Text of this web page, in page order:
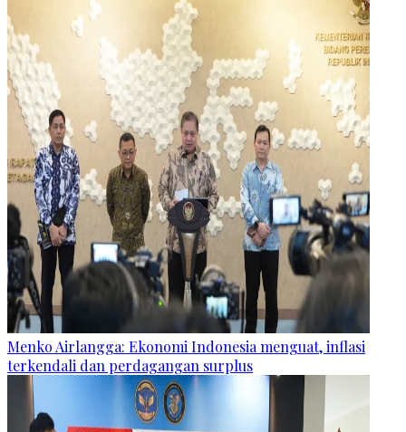
Menko Airlangga: Ekonomi Indonesia menguat, inflasi
terkendali dan perdagangan surplus